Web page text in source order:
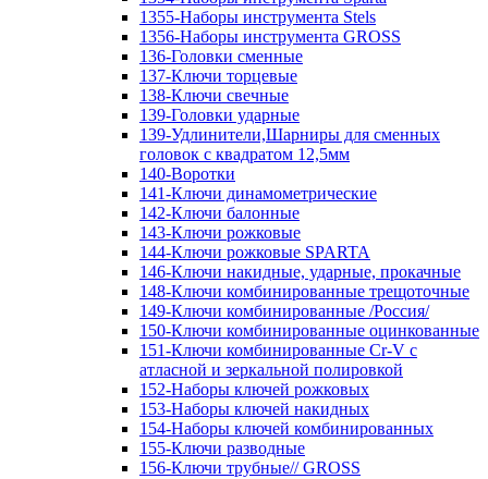
1355-Наборы инструмента Stels
1356-Наборы инструмента GROSS
136-Головки сменные
137-Ключи торцевые
138-Ключи свечные
139-Головки ударные
139-Удлинители,Шарниры для сменных
головок с квадратом 12,5мм
140-Воротки
141-Ключи динамометрические
142-Ключи балонные
143-Ключи рожковые
144-Ключи рожковые SPARTA
146-Ключи накидные, ударные, прокачные
148-Ключи комбинированные трещоточные
149-Ключи комбинированные /Россия/
150-Ключи комбинированные оцинкованные
151-Ключи комбинированные Cr-V с
атласной и зеркальной полировкой
152-Наборы ключей рожковых
153-Наборы ключей накидных
154-Наборы ключей комбинированных
155-Ключи разводные
156-Ключи трубные// GROSS